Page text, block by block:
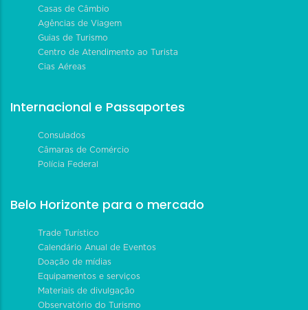
Casas de Câmbio
Agências de Viagem
Guias de Turismo
Centro de Atendimento ao Turista
Cias Aéreas
Internacional e Passaportes
Consulados
Câmaras de Comércio
Polícia Federal
Belo Horizonte para o mercado
Trade Turístico
Calendário Anual de Eventos
Doação de mídias
Equipamentos e serviços
Materiais de divulgação
Observatório do Turismo